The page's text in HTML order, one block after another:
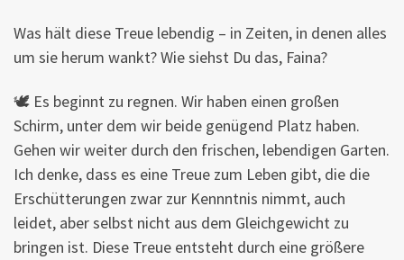
Was hält diese Treue lebendig – in Zeiten, in denen alles
um sie herum wankt? Wie siehst Du das, Faina?
🕊 Es beginnt zu regnen. Wir haben einen großen
Schirm, unter dem wir beide genügend Platz haben.
Gehen wir weiter durch den frischen, lebendigen Garten.
Ich denke, dass es eine Treue zum Leben gibt, die die
Erschütterungen zwar zur Kennntnis nimmt, auch
leidet, aber selbst nicht aus dem Gleichgewicht zu
bringen ist. Diese Treue entsteht durch eine größere